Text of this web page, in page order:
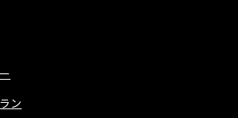
ン